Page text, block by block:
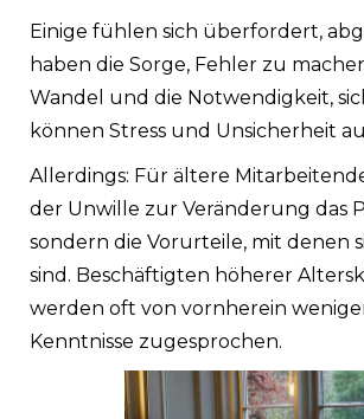
Einige fühlen sich überfordert,
haben die Sorge, Fehler zu
Wandel und die Notwendigkeit,
können Stress und Unsicherheit
Allerdings: Für ältere
der Unwille zur Veränderung das
sondern die Vorurteile, mit denen
sind. Beschäftigten höherer
werden oft von vornherein
Kenntnisse zugesprochen.